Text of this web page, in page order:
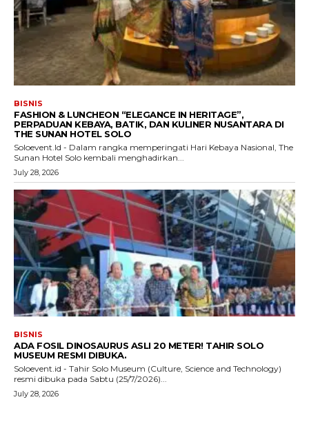
BISNIS
FASHION & LUNCHEON “ELEGANCE IN HERITAGE”,
PERPADUAN KEBAYA, BATIK, DAN KULINER NUSANTARA DI
THE SUNAN HOTEL SOLO
Soloevent.Id - Dalam rangka memperingati Hari Kebaya Nasional, The
Sunan Hotel Solo kembali menghadirkan...
July 28, 2026
BISNIS
ADA FOSIL DINOSAURUS ASLI 20 METER! TAHIR SOLO
MUSEUM RESMI DIBUKA.
Soloevent.id - Tahir Solo Museum (Culture, Science and Technology)
resmi dibuka pada Sabtu (25/7/2026)...
July 28, 2026